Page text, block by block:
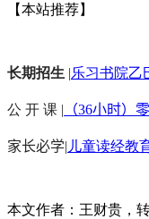
【本站推荐】
长期招生 |乐习书院乙
公 开 课 | （36小时）
家长必学| 儿童读经
本文作者：王财贵，